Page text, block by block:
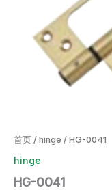
首页 / hinge / HG-0041
hinge
HG-0041